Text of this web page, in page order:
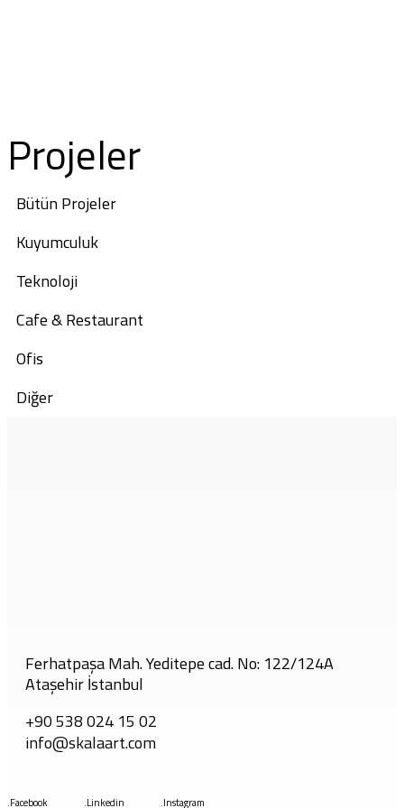
Projeler
Bütün Projeler
Kuyumculuk
Teknoloji
Cafe & Restaurant
Ofis
Diğer
Ferhatpaşa Mah. Yeditepe cad. No: 122/124A
Ataşehir İstanbul
+90 538 024 15 02
info@skalaart.com
.Facebook .Linkedin .Instagram